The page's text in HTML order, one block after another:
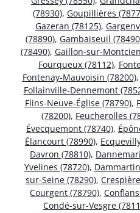
(78930), Goupillières
Gazeran (78125),
(78890), Gambaiseuil
(78490), Gaillon-sur-
Fourqueux (78112),
Fontenay-Mauvoisin (78200),
Follainville-Dennemont
Flins-Neuve-Église (78790),
(78200), Feucherolles
Évecquemont (78740),
Élancourt (78990),
Davron (78810),
Yvelines (78720),
sur-Seine (78290),
Courgent (78790),
Condé-sur-Vesgre